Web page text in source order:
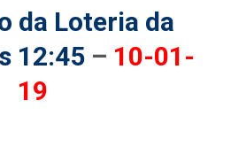
da Loteria da
12:45– 10-01-
19